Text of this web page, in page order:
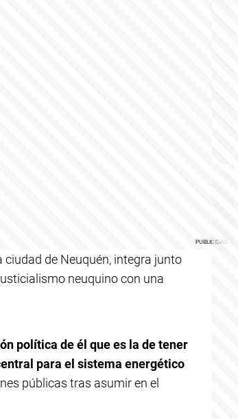
de Neuquén, integra junto
neuquino con una
política de él que es la de tener
para el sistema energético
públicas tras asumir en el